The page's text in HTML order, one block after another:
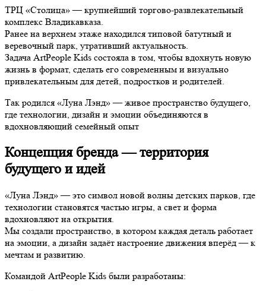
ТРЦ «Столица» — крупнейший торгово-развлекательный
комплекс Владикавказа.
Ранее на верхнем этаже находился типовой батутный и
веревочный парк, утративший актуальность.
Задача ArtPeople Kids состояла в том, чтобы вдохнуть новую
жизнь в формат, сделать его современным и визуально
привлекательным для детей, подростков и родителей.
Так родился «Луна Лэнд» — живое пространство будущего,
где технологии, дизайн и эмоции объединяются в
вдохновляющий семейный опыт
Концепция бренда — территория
будущего и идей
«Луна Лэнд» — это символ новой волны детских парков, где
технологии становятся частью игры, а свет и форма
вдохновляют на открытия.
Мы создали пространство, в котором каждая деталь работает
на эмоции, а дизайн задаёт настроение движения вперёд — к
мечтам и развитию.
Командой ArtPeople Kids были разработаны: